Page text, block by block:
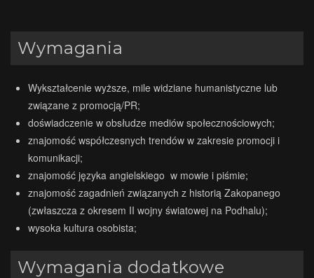
Wymagania
Wykształcenie wyższe, mile widziane humanistyczne lub
związane z promocją/PR;
doświadczenie w obsłudze mediów społecznościowych;
znajomość współczesnych trendów w zakresie promocji i
komunikacji;
znajomość języka angielskiego w mowie i piśmie;
znajomość zagadnień związanych z historią Zakopanego
(zwłaszcza z okresem II wojny światowej na Podhalu);
wysoka kultura osobista;
Wymagania dodatkowe